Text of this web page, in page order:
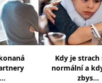
Kdy je
normální a
zbys...